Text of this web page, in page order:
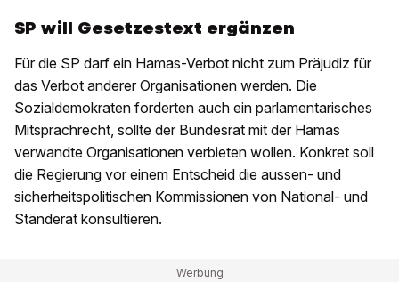
SP will Gesetzestext ergänzen
Für die SP darf ein Hamas-Verbot nicht zum Präjudiz für
das Verbot anderer Organisationen werden. Die
Sozialdemokraten forderten auch ein parlamentarisches
Mitsprachrecht, sollte der Bundesrat mit der Hamas
verwandte Organisationen verbieten wollen. Konkret soll
die Regierung vor einem Entscheid die aussen- und
sicherheitspolitischen Kommissionen von National- und
Ständerat konsultieren.